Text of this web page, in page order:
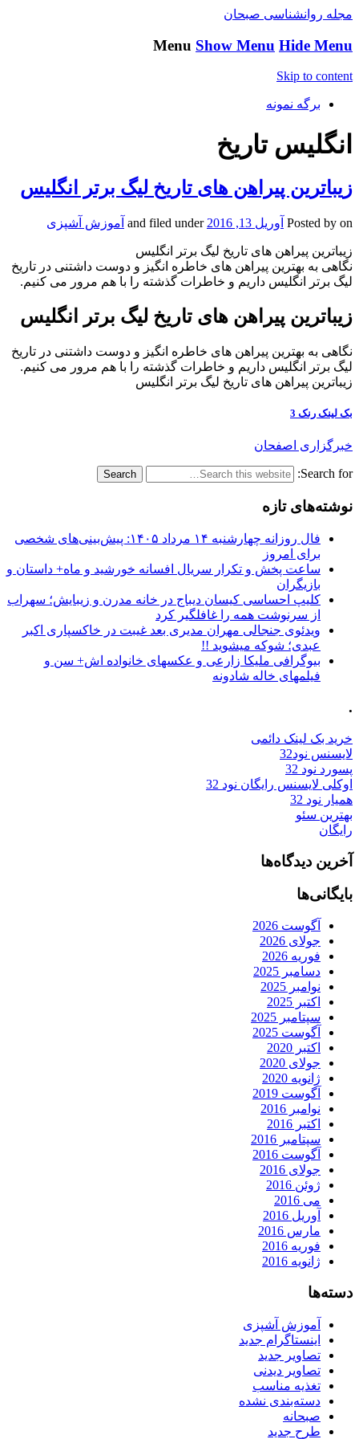
مجله روانشناسی صبحان
Menu Show Menu Hide Menu
Skip to content
برگه نمونه
انگلیس تاریخ
زیباترین پیراهن های تاریخ لیگ برتر انگلیس
Posted by on آوریل 13, 2016 and filed under آموزش آشپزی
زیباترین پیراهن های تاریخ لیگ برتر انگلیس
نگاهی به بهترین پیراهن های خاطره انگیز و دوست داشتنی در تاریخ
لیگ برتر انگلیس داریم و خاطرات گذشته را با هم مرور می کنیم.
زیباترین پیراهن های تاریخ لیگ برتر انگلیس
نگاهی به بهترین پیراهن های خاطره انگیز و دوست داشتنی در تاریخ
لیگ برتر انگلیس داریم و خاطرات گذشته را با هم مرور می کنیم.
زیباترین پیراهن های تاریخ لیگ برتر انگلیس
بک لینک رنک 3
خبرگزاری اصفحان
Search for:
نوشته‌های تازه
فال روزانه چهارشنبه ۱۴ مرداد ۱۴۰۵: پیش‌بینی‌های شخصی
برای امروز
ساعت پخش و تکرار سریال افسانه خورشید و ماه+ داستان و
بازیگران
کلیپ احساسی کیسان دیباج در خانه مدرن و زیبایش؛ سهراب
از سرنوشت همه را غافلگیر کرد
ویدئوی جنجالی مهران مدیری بعد غیبت در خاکسپاری اکبر
عبدی؛ شوکه میشوید !!
بیوگرافی ملیکا زارعی و عکسهای خانواده اش+ سن و
فیلمهای خاله شادونه
.
خرید بک لینک دائمی
لایسنس نود32
پسورد نود 32
اوکلی لایسنس رایگان نود 32
همیار نود 32
بهترین سئو
رایگان
آخرین دیدگاه‌ها
بایگانی‌ها
آگوست 2026
جولای 2026
فوریه 2026
دسامبر 2025
نوامبر 2025
اکتبر 2025
سپتامبر 2025
آگوست 2025
اکتبر 2020
جولای 2020
ژانویه 2020
آگوست 2019
نوامبر 2016
اکتبر 2016
سپتامبر 2016
آگوست 2016
جولای 2016
ژوئن 2016
می 2016
آوریل 2016
مارس 2016
فوریه 2016
ژانویه 2016
دسته‌ها
آموزش آشپزی
اینستاگرام جدید
تصاویر جدید
تصاویر دیدنی
تغذیه مناسب
دسته‌بندی نشده
صبحانه
طرح جدید